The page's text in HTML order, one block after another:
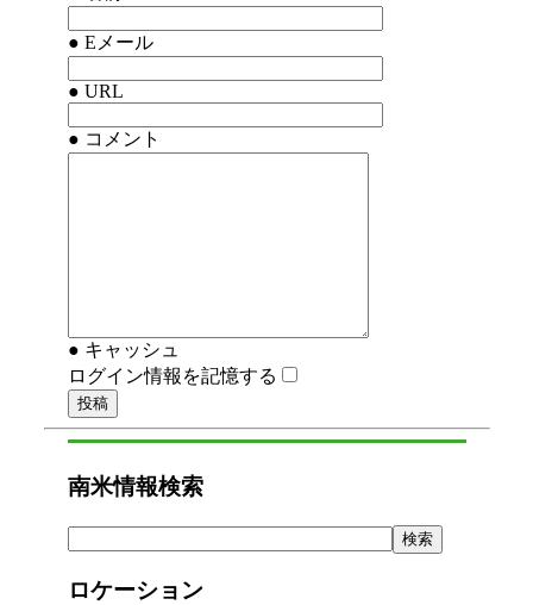
● Eメール
● URL
● コメント
● キャッシュ
ログイン情報を記憶する
南米情報検索
ロケーション